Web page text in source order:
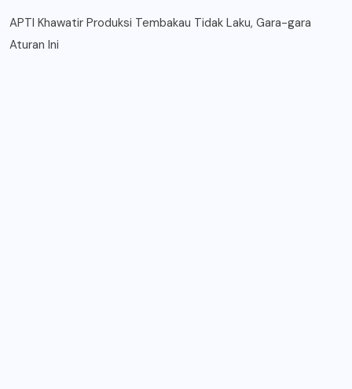
APTI Khawatir Produksi Tembakau Tidak Laku, Gara-gara
Aturan Ini